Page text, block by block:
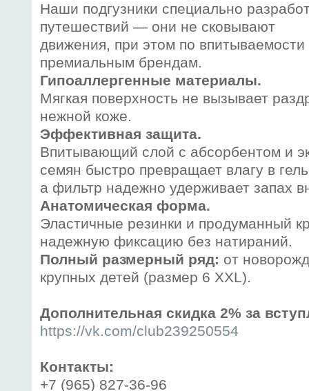
Наши подгузники специально
путешествий — они не сковывают
движения, при этом по
премиальным брендам.
Гипоаллергенные материалы.
Мягкая поверхность не вызывает
нежной коже.
Эффективная защита.
Впитывающий слой с абсорбентом и
семян быстро превращает влагу в
а фильтр надежно удерживает запах
Анатомическая форма.
Эластичные резинки и продуманный
надежную фиксацию без натираний.
Полный размерный ряд: от
крупных детей (размер 6 XXL).
Дополнительная скидка 2% за
https://vk.com/club239250554
Контакты:
+7 (965) 827-36-96